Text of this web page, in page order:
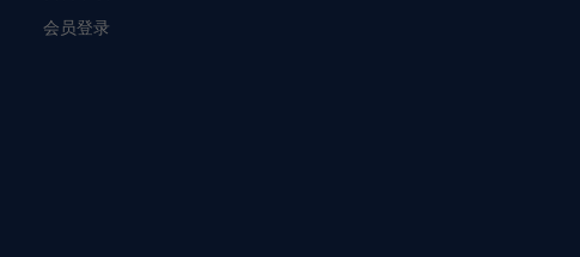
会员登录